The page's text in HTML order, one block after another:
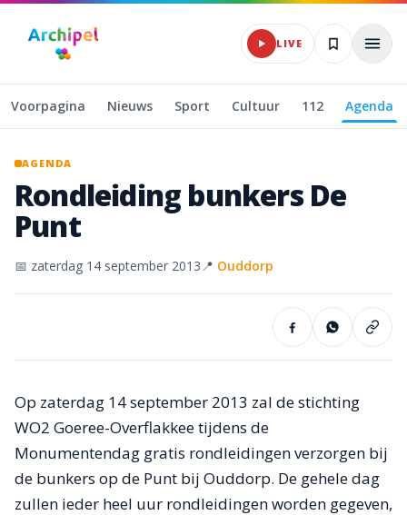
Naar hoofdinhoud
LIVE
Voorpagina Nieuws Sport Cultuur 112 Agenda
AGENDA
Rondleiding bunkers De
Punt
📅 zaterdag 14 september 2013📍 Ouddorp
Op zaterdag 14 september 2013 zal de stichting
WO2 Goeree-Overflakkee tijdens de
Monumentendag gratis rondleidingen verzorgen bij
de bunkers op de Punt bij Ouddorp. De gehele dag
zullen ieder heel uur rondleidingen worden gegeven,